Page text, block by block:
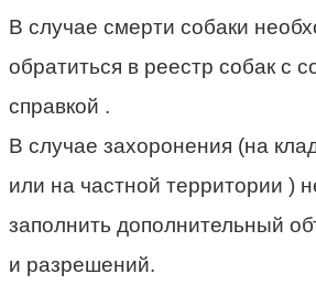
В случае смерти собаки
обратиться в реестр собак с
справкой .
В случае захоронения (на
или на частной территории )
заполнить дополнительный
и разрешений.